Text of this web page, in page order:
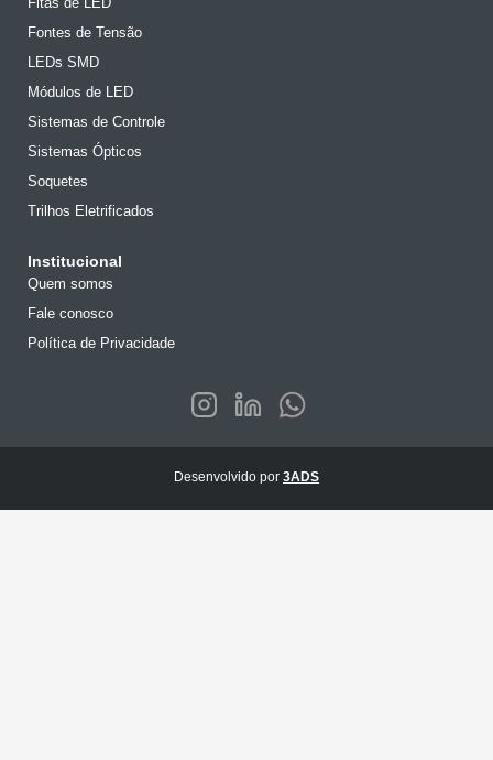
Fontes de Tensão
LEDs SMD
Módulos de LED
Sistemas de Controle
Sistemas Ópticos
Soquetes
Trilhos Eletrificados
Institucional
Quem somos
Fale conosco
Política de Privacidade
Desenvolvido por 3ADS